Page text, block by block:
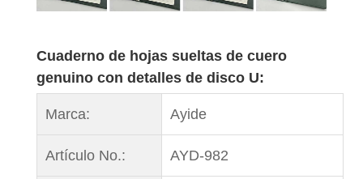
Cuaderno de hojas sueltas de cuero
genuino con detalles de disco U:
Marca: Ayide
Artículo No.: AYD-982